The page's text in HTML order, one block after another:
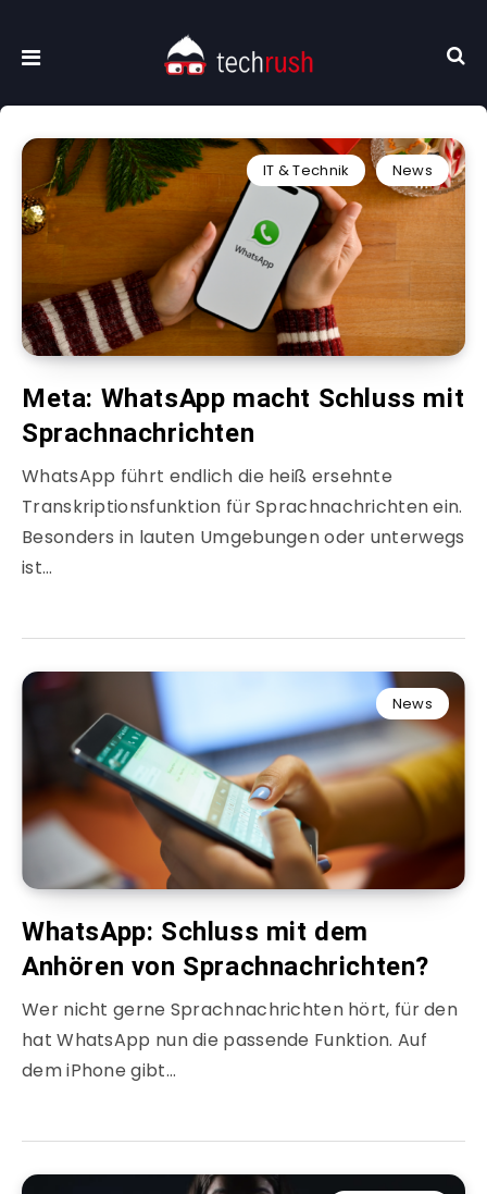
IT & Technik News
Meta: WhatsApp macht Schluss mit
Sprachnachrichten
WhatsApp führt endlich die heiß ersehnte
Transkriptionsfunktion für Sprachnachrichten ein.
Besonders in lauten Umgebungen oder unterwegs
ist…
News
WhatsApp: Schluss mit dem
Anhören von Sprachnachrichten?
Wer nicht gerne Sprachnachrichten hört, für den
hat WhatsApp nun die passende Funktion. Auf
dem iPhone gibt…